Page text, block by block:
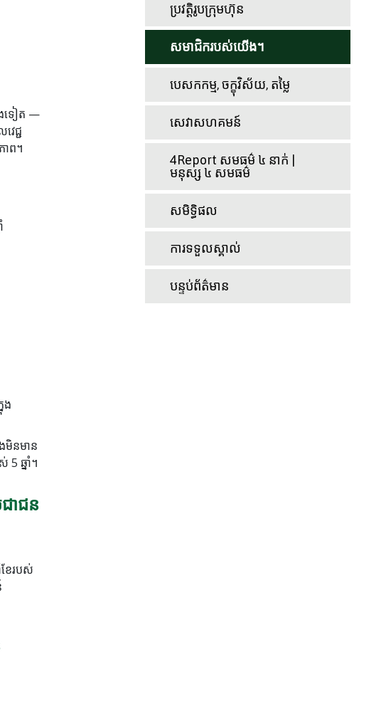
ងទៀត —
េជ្ជ
ព។
ង
មិនមាន
ឆ្នាំ។
ាជន
ែរបស់
ប្រវត្តិរូបក្រុមហ៊ុន
សមាជិករបស់យើង។
បេសកកម្ម, ចក្ខុវិស័យ, តម្លៃ
សេវាសហគមន៍
4Report សមធម៌ ៤ នាក់ |
មនុស្ស ៤ សមធម៌
សមិទ្ធិផល
ការទទួលស្គាល់
បន្ទប់ព័ត៌មាន